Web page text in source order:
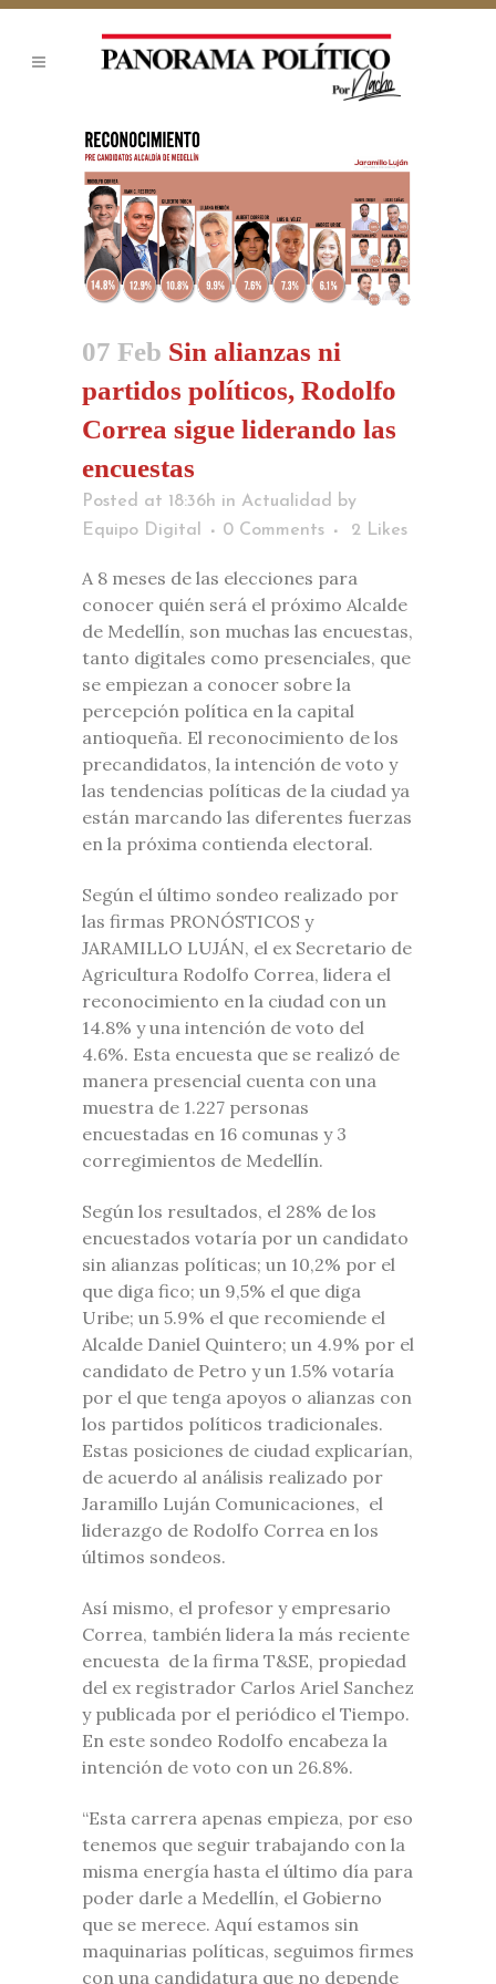
07 Feb Sin alianzas ni
partidos políticos, Rodolfo
Correa sigue liderando las
encuestas
Posted at 18:36h in Actualidad
by
Equipo Digital
0 Comments 2 Likes
A 8 meses de las elecciones para
conocer quién será el próximo Alcalde
de Medellín, son muchas las encuestas,
tanto digitales como presenciales, que
se empiezan a conocer sobre la
percepción política en la capital
antioqueña. El reconocimiento de los
precandidatos, la intención de voto y
las tendencias políticas de la ciudad ya
están marcando las diferentes fuerzas
en la próxima contienda electoral.
Según el último sondeo realizado por
las firmas PRONÓSTICOS y
JARAMILLO LUJÁN, el ex Secretario de
Agricultura Rodolfo Correa, lidera el
reconocimiento en la ciudad con un
14.8% y una intención de voto del
4.6%. Esta encuesta que se realizó de
manera presencial cuenta con una
muestra de 1.227 personas
encuestadas en 16 comunas y 3
corregimientos de Medellín.
Según los resultados, el 28% de los
encuestados votaría por un candidato
sin alianzas políticas; un 10,2% por el
que diga fico; un 9,5% el que diga
Uribe; un 5.9% el que recomiende el
Alcalde Daniel Quintero; un 4.9% por el
candidato de Petro y un 1.5% votaría
por el que tenga apoyos o alianzas con
los partidos políticos tradicionales.
Estas posiciones de ciudad explicarían,
de acuerdo al análisis realizado por
Jaramillo Luján Comunicaciones, el
liderazgo de Rodolfo Correa en los
últimos sondeos.
Así mismo, el profesor y empresario
Correa, también lidera la más reciente
encuesta de la firma T&SE, propiedad
del ex registrador Carlos Ariel Sanchez
y publicada por el periódico el Tiempo.
En este sondeo Rodolfo encabeza la
intención de voto con un 26.8%.
“Esta carrera apenas empieza, por eso
tenemos que seguir trabajando con la
misma energía hasta el último día para
poder darle a Medellín, el Gobierno
que se merece. Aquí estamos sin
maquinarias políticas, seguimos firmes
con una candidatura que no depende